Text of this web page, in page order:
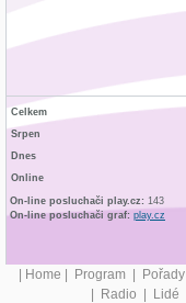
Celkem
Srpen
Dnes
Online
On-line posluchači play.cz: 143
On-line posluchači graf: play.cz
| Home | Program | Pořady
| Radio | Lidé